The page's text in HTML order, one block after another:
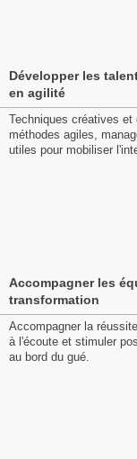
Développer les
en agilité
Techniques créatives
méthodes agiles,
utiles pour mobiliser
Accompagner les
transformation
Accompagner la
à l'écoute et stimuler
au bord du gué.